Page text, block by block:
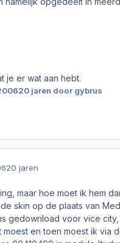
je er wat aan hebt.
20 jaren door gybrus
20 jaren
maar hoe moet ik hem
skin op de plaats van
gedownload voor vice
en toen moest ik via